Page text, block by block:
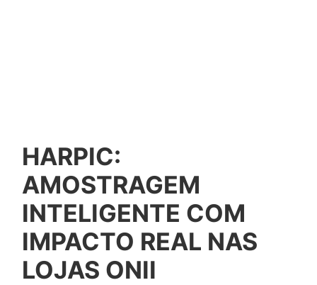
HARPIC:
AMOSTRAGEM
INTELIGENTE COM
IMPACTO REAL NAS
LOJAS ONII